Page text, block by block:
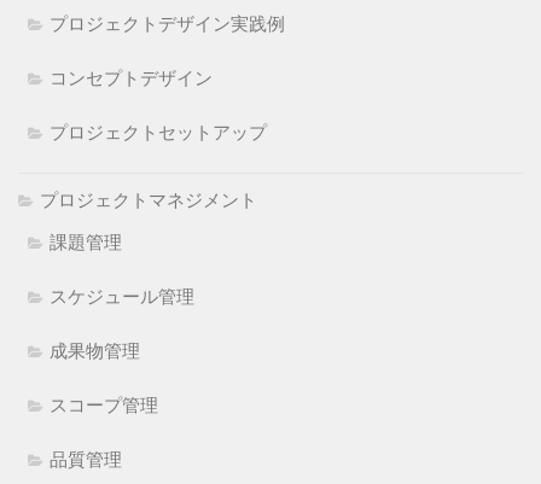
プロジェクトデザイン実践例
コンセプトデザイン
プロジェクトセットアップ
プロジェクトマネジメント
課題管理
スケジュール管理
成果物管理
スコープ管理
品質管理